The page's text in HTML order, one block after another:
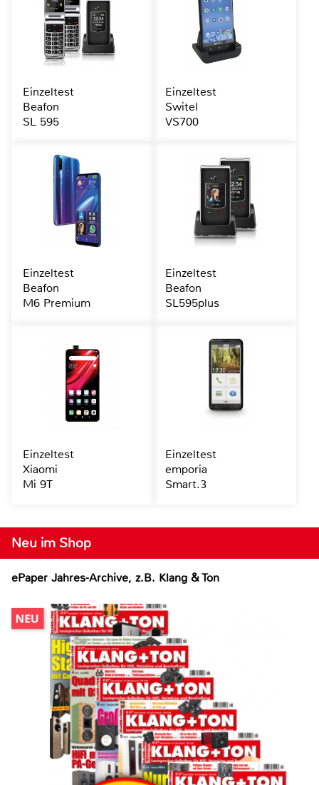
Neu im Shop
ePaper Jahres-Archive, z.B. Klang & Ton
Einzeltest
Beafon
SL 595
Einzeltest
Switel
VS700
Einzeltest
Beafon
M6 Premium
Einzeltest
Beafon
SL595plus
Einzeltest
Xiaomi
Mi 9T
Einzeltest
emporia
Smart.3